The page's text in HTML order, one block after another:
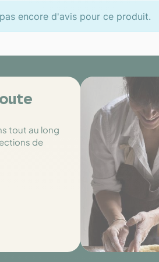
encore d'avis pour ce produit.
tout au long
de